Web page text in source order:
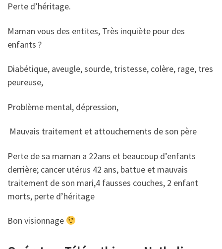
Perte d’héritage.
Maman vous des entites, Très inquiète pour des
enfants ?
Diabétique, aveugle, sourde, tristesse, colère, rage, tres
peureuse,
Problème mental, dépression,
Mauvais traitement et attouchements de son père
Perte de sa maman a 22ans et beaucoup d’enfants
derrière; cancer utérus 42 ans, battue et mauvais
traitement de son mari,4 fausses couches, 2 enfant
morts, perte d’héritage
Bon visionnage